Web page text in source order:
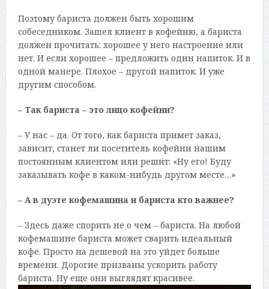
Поэтому бариста должен быть хорошим
собеседником. Зашел клиент в кофейню, а бариста
должен прочитать: хорошее у него настроение или
нет. И если хорошее – предложить один напиток. И в
одной манере. Плохое – другой напиток. И уже
другим способом.
– Так бариста – это лицо кофейни?
– У нас – да. От того, как бариста примет заказ,
зависит, станет ли посетитель кофейни нашим
постоянным клиентом или решит: «Ну его! Буду
заказывать кофе в каком-нибудь другом месте…»
– А в дуэте кофемашина и бариста кто важнее?
– Здесь даже спорить не о чем – бариста. На любой
кофемашине бариста может сварить идеальный
кофе. Просто на дешевой на это уйдет больше
времени. Дорогие призваны ускорить работу
бариста. Ну еще они выглядят красивее.